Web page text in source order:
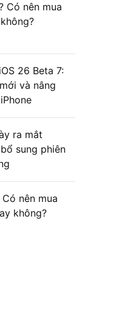
Có nên mua
26 Beta 7:
và nâng
ra mắt
sung phiên
nên mua
không?